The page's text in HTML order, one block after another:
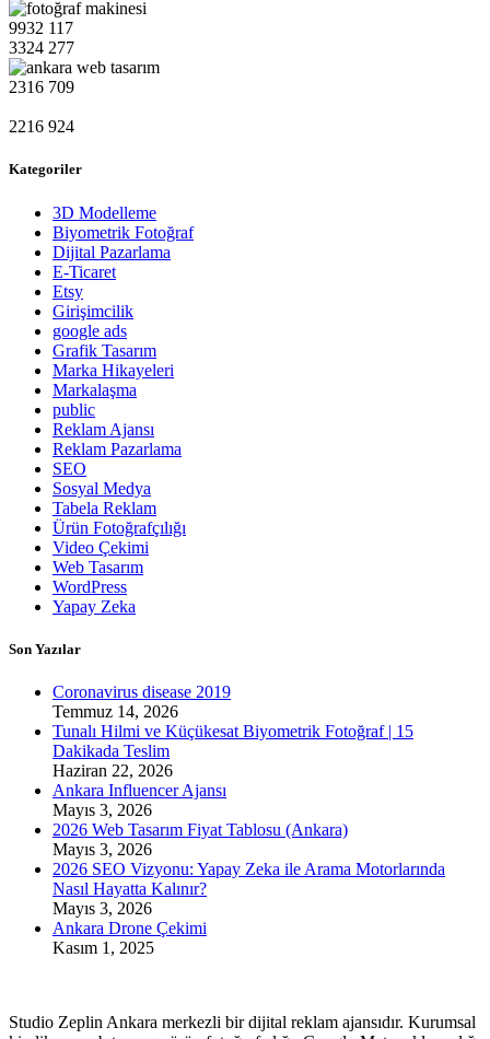
9932 117
3324 277
2316 709
2216 924
Kategoriler
3D Modelleme
Biyometrik Fotoğraf
Dijital Pazarlama
E-Ticaret
Etsy
Girişimcilik
google ads
Grafik Tasarım
Marka Hikayeleri
Markalaşma
public
Reklam Ajansı
Reklam Pazarlama
SEO
Sosyal Medya
Tabela Reklam
Ürün Fotoğrafçılığı
Video Çekimi
Web Tasarım
WordPress
Yapay Zeka
Son Yazılar
Coronavirus disease 2019
Temmuz 14, 2026
Tunalı Hilmi ve Küçükesat Biyometrik Fotoğraf | 15
Dakikada Teslim
Haziran 22, 2026
Ankara Influencer Ajansı
Mayıs 3, 2026
2026 Web Tasarım Fiyat Tablosu (Ankara)
Mayıs 3, 2026
2026 SEO Vizyonu: Yapay Zeka ile Arama Motorlarında
Nasıl Hayatta Kalınır?
Mayıs 3, 2026
Ankara Drone Çekimi
Kasım 1, 2025
Studio Zeplin Ankara merkezli bir dijital reklam ajansıdır. Kurumsal